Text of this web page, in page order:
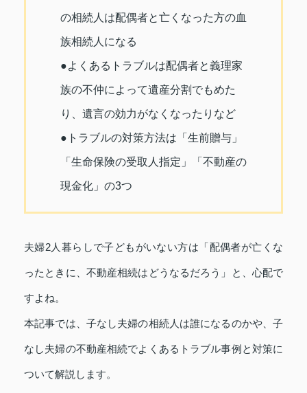
の相続人は配偶者と亡くなった方の血
族相続人になる
●よくあるトラブルは配偶者と義理家
族の不仲によって遺産分割でもめた
り、遺言の効力がなくなったりなど
●トラブルの対策方法は「生前贈与」
「生命保険の受取人指定」「不動産の
現金化」の3つ
夫婦2人暮らしで子どもがいない方は「配偶者が亡くな
ったときに、不動産相続はどうなるだろう」と、心配で
すよね。
本記事では、子なし夫婦の相続人は誰になるのかや、子
なし夫婦の不動産相続でよくあるトラブル事例と対策に
ついて解説します。